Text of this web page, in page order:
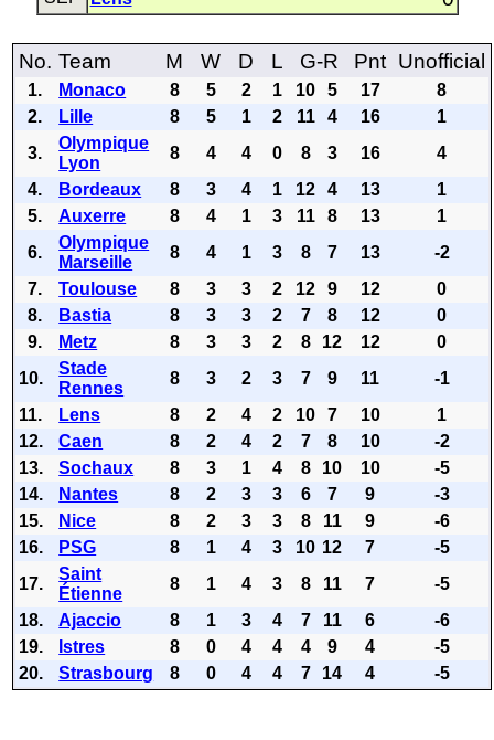
No. Team M W D L G-R Pnt Unofficial
1. Monaco 8 5 2 1 10 5 17
8
2.
Lille 8 5 1 2 11 4 16
1
3.
Olympique
Lyon
8 4 4 0 8 3 16
4
4.
Bordeaux 8 3 4 1 12 4 13
1
5.
Auxerre 8 4 1 3 11 8 13
1
6.
Olympique
Marseille
8 4 1 3 8 7 13
-2
7.
Toulouse 8 3 3 2 12 9 12
0
8.
Bastia 8 3 3 2 7 8 12
0
9.
Metz 8 3 3 2 8 12 12
0
10.
Stade
Rennes
8 3 2 3 7 9 11
-1
11.
Lens 8 2 4 2 10 7 10
1
12.
Caen 8 2 4 2 7 8 10
-2
13.
Sochaux 8 3 1 4 8 10 10
-5
14.
Nantes 8 2 3 3 6 7 9
-3
15.
Nice 8 2 3 3 8 11 9
-6
16.
PSG 8 1 4 3 10 12 7
-5
17.
Saint
Étienne
8 1 4 3 8 11 7
-5
18.
Ajaccio 8 1 3 4 7 11 6
-6
19.
Istres 8 0 4 4 4 9 4
-5
20.
Strasbourg 8 0 4 4 7 14 4 -5